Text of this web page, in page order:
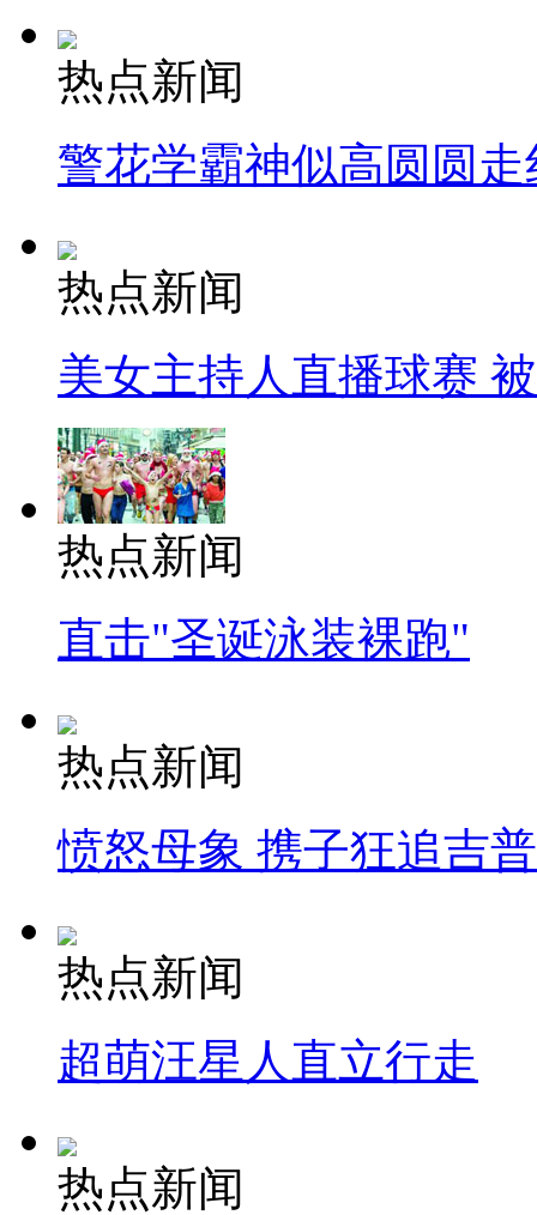
热点新闻
警花学霸神似高圆圆走
热点新闻
美女主持人直播球赛
热点新闻
直击"圣诞泳装裸跑"
热点新闻
愤怒母象 携子狂追吉
热点新闻
超萌汪星人直立行走
热点新闻